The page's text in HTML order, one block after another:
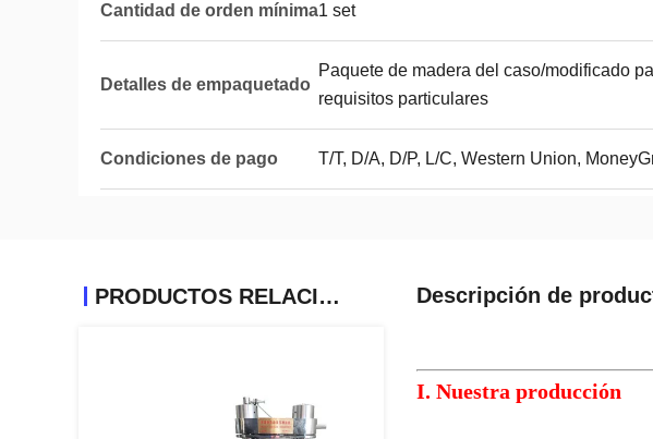
Cantidad de orden mínima1 set
Detalles de empaquetado
Paquete de madera del caso/modificado
requisitos particulares
Condiciones de pago T/T, D/A, D/P, L/C, Western Union,
PRODUCTOS RELACIONADOS Descripción de
I. Nuestra producción